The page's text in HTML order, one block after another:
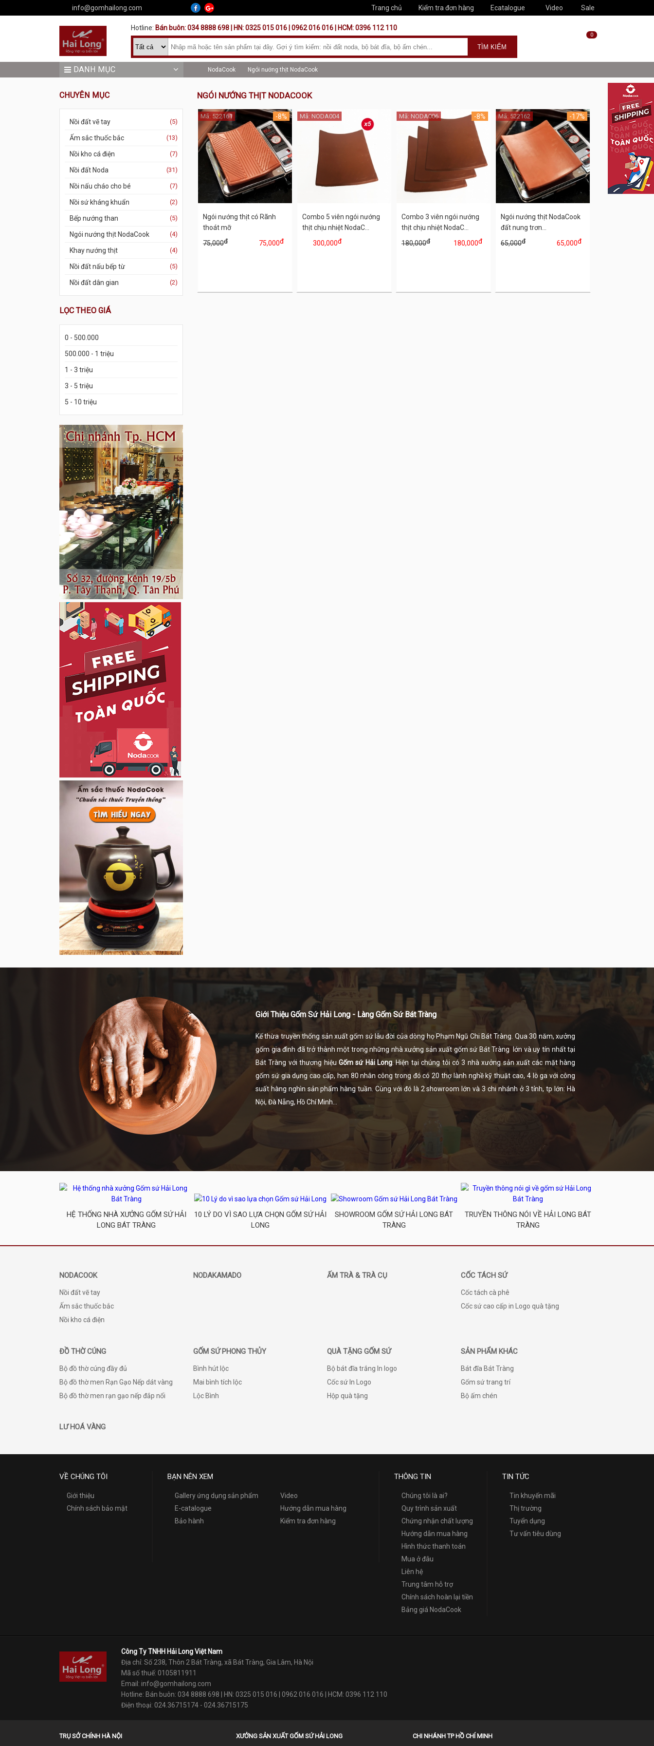
info@gomhailong.com Trang chủ Kiểm tra đơn hàng Ecatalogue Video Sale
Hotline: Bán buôn: 034 8888 698 | HN: 0325 015 016 | 0962 016 016 | HCM: 0396 112 110
0
DANH MỤC NodaCook Ngói nướng thịt NodaCook
CHUYÊN MỤC
Nồi đất vẽ tay (5)
Ấm sắc thuốc bắc (13)
Nồi kho cá điện (7)
Nồi đất Noda (31)
Nồi nấu cháo cho bé (7)
Nồi sứ kháng khuẩn (2)
Bếp nướng than (5)
Ngói nướng thịt NodaCook (4)
Khay nướng thịt (4)
Nồi đất nấu bếp từ (5)
Nồi đất dân gian (2)
LỌC THEO GIÁ
0 - 500.000
500.000 - 1 triệu
1 - 3 triệu
3 - 5 triệu
5 - 10 triệu
NGÓI NƯỚNG THỊT NODACOOK
Ngói nướng thịt có Rãnh
thoát mỡ
75,000đ 75,000đ
-8%
Mã: 522161
Combo 5 viên ngói nướng
thịt chịu nhiệt NodaC...
300,000đ
Mã: NODA004
Combo 3 viên ngói nướng
thịt chịu nhiệt NodaC...
180,000đ 180,000đ
-8%
Mã: NODA006
Ngói nướng thịt NodaCook
đất nung trơn...
65,000đ 65,000đ
-17%
Mã: 522162
Giới Thiệu Gốm Sứ Hải Long - Làng Gốm Sứ Bát Tràng
Kế thừa truyền thống sản xuất gốm sứ lâu đời của dòng họ Phạm Ngũ Chi Bát Tràng. Qua 30 năm, xưởng
gốm gia đình đã trở thành một trong những nhà xưởng sản xuấtgốm sứ Bát Tràng lớn và uy tín nhất tại
Bát Tràng với thương hiệu Gốm sứ Hải Long. Hiện tại chúng tôi có 3 nhà xưởng sản xuất các mặt hàng
gốm sứ gia dụng cao cấp, hơn 80 nhân công trong đó có 20 thợ lành nghề kỹ thuật cao, 4 lò ga với công
suất hàng nghìn sản phẩm hàng tuần. Cùng với đó là 2 showroom lớn và 3 chi nhánh ở 3 tỉnh, tp lớn: Hà
Nội, Đà Nẵng, Hồ Chí Minh...
HỆ THỐNG NHÀ XƯỞNG GỐM SỨ HẢI
LONG BÁT TRÀNG
10 LÝ DO VÌ SAO LỰA CHỌN GỐM SỨ HẢI
LONG
SHOWROOM GỐM SỨ HẢI LONG BÁT
TRÀNG
TRUYỀN THÔNG NÓI VỀ HẢI LONG BÁT
TRÀNG
NODACOOK
Nồi đất vẽ tay
Ấm sắc thuốc bắc
Nồi kho cá điện
NODAKAMADO ẤM TRÀ & TRÀ CỤ CỐC TÁCH SỨ
Cốc tách cà phê
Cốc sứ cao cấp in Logo quà tặng
ĐỒ THỜ CÚNG
Bộ đồ thờ cúng đầy đủ
Bộ đồ thờ men Rạn Gạo Nếp dát vàng
Bộ đồ thờ men rạn gạo nếp đắp nổi
GỐM SỨ PHONG THỦY
Bình hút lộc
Mai bình tích lộc
Lộc Bình
QUÀ TẶNG GỐM SỨ
Bộ bát đĩa trắng In logo
Cốc sứ In Logo
Hộp quà tặng
SẢN PHẨM KHÁC
Bát đĩa Bát Tràng
Gốm sứ trang trí
Bộ ấm chén
LƯ HOÁ VÀNG
VỀ CHÚNG TÔI
Giới thiệu
Chính sách bảo mật
BẠN NÊN XEM
Gallery ứng dụng sản phẩm
Video
E-catalogue
Hướng dẫn mua hàng
Bảo hành
Kiểm tra đơn hàng
THÔNG TIN
Chúng tôi là ai?
Quy trình sản xuất
Chứng nhận chất lượng
Hướng dẫn mua hàng
Hình thức thanh toán
Mua ở đâu
Liên hệ
Trung tâm hỗ trợ
Chính sách hoàn lại tiền
Bảng giá NodaCook
TIN TỨC
Tin khuyến mãi
Thị trường
Tuyển dụng
Tư vấn tiêu dùng
Công Ty TNHH Hải Long Việt Nam
Địa chỉ: Số 238, Thôn 2 Bát Tràng, xã Bát Tràng, Gia Lâm, Hà Nội
Mã số thuế: 0105811911
Email: info@gomhailong.com
Hotline: Bán buôn: 034 8888 698 | HN: 0325 015 016 | 0962 016 016 | HCM: 0396 112 110
Điện thoại: 024.36715174 - 024.36715175
TRỤ SỞ CHÍNH HÀ NỘI XƯỞNG SẢN XUẤT GỐM SỨ HẢI LONG CHI NHÁNH TP HỒ CHÍ MINH